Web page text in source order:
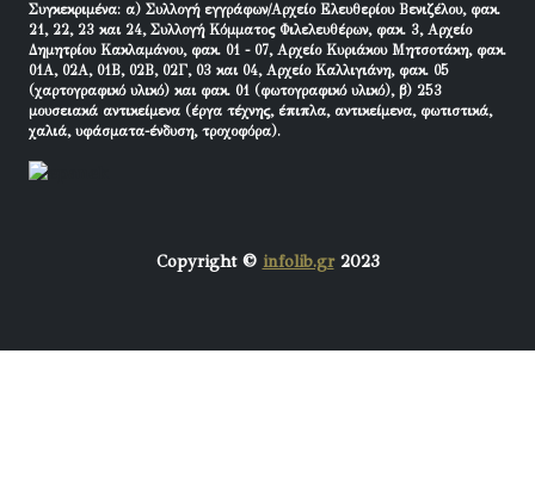
Συγκεκριμένα: α) Συλλογή εγγράφων/Αρχείο Ελευθερίου Βενιζέλου, φακ.
21, 22, 23 και 24, Συλλογή Κόμματος Φιλελευθέρων, φακ. 3, Αρχείο
Δημητρίου Κακλαμάνου, φακ. 01 - 07, Αρχείο Κυριάκου Μητσοτάκη, φακ.
01Α, 02Α, 01Β, 02Β, 02Γ, 03 και 04, Αρχείο Καλλιγιάνη, φακ. 05
(χαρτογραφικό υλικό) και φακ. 01 (φωτογραφικό υλικό), β) 253
μουσειακά αντικείμενα (έργα τέχνης, έπιπλα, αντικείμενα, φωτιστικά,
χαλιά, υφάσματα-ένδυση, τροχοφόρα).
Copyright © infolib.gr2023